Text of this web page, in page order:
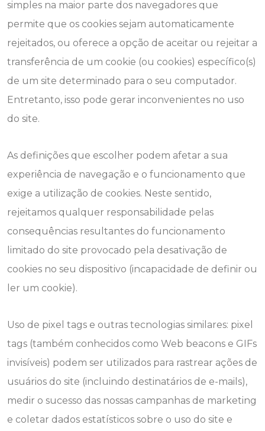
simples na maior parte dos navegadores que
permite que os cookies sejam automaticamente
rejeitados, ou oferece a opção de aceitar ou rejeitar a
transferência de um cookie (ou cookies) específico(s)
de um site determinado para o seu computador.
Entretanto, isso pode gerar inconvenientes no uso
do site.
As definições que escolher podem afetar a sua
experiência de navegação e o funcionamento que
exige a utilização de cookies. Neste sentido,
rejeitamos qualquer responsabilidade pelas
consequências resultantes do funcionamento
limitado do site provocado pela desativação de
cookies no seu dispositivo (incapacidade de definir ou
ler um cookie).
Uso de pixel tags e outras tecnologias similares: pixel
tags (também conhecidos como Web beacons e GIFs
invisíveis) podem ser utilizados para rastrear ações de
usuários do site (incluindo destinatários de e-mails),
medir o sucesso das nossas campanhas de marketing
e coletar dados estatísticos sobre o uso do site e